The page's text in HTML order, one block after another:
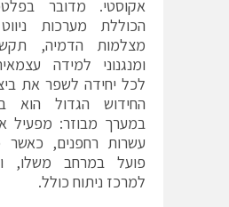
אקוסטי. מדובר
הכוללת מערכות ניווט
מצלמות הדמיה,
ומנגנוני למידה
לכל יחידה לשפר את
החידוש הגדול הוא
במערך מבוזר: מפעיל
עשרות רחפנים,
פועל במרחב משלו,
למרכז ניתוח כולל.